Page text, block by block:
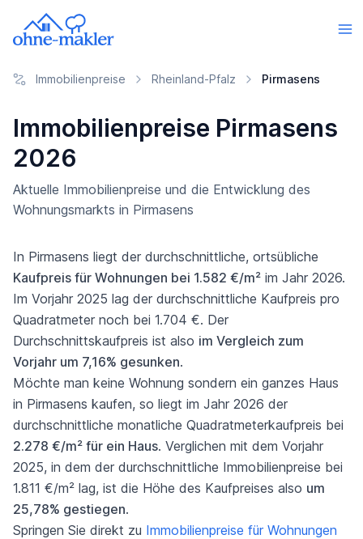
Immobilienpreise Rheinland-Pfalz Pirmasens
Immobilienpreise Pirmasens
2026
Aktuelle Immobilienpreise und die Entwicklung des
Wohnungsmarkts in Pirmasens
In Pirmasens liegt der durchschnittliche, ortsübliche
Kaufpreis für Wohnungen bei 1.582 €/m² im Jahr 2026.
Im Vorjahr 2025 lag der durchschnittliche Kaufpreis pro
Quadratmeter noch bei 1.704 €. Der
Durchschnittskaufpreis ist also im Vergleich zum
Vorjahr um 7,16% gesunken.
Möchte man keine Wohnung sondern ein ganzes Haus
in Pirmasens kaufen, so liegt im Jahr 2026 der
durchschnittliche monatliche Quadratmeterkaufpreis bei
2.278 €/m² für ein Haus. Verglichen mit dem Vorjahr
2025, in dem der durchschnittliche Immobilienpreise bei
1.811 €/m² lag, ist die Höhe des Kaufpreises also um
25,78% gestiegen.
Springen Sie direkt zu Immobilienpreise für Wohnungen